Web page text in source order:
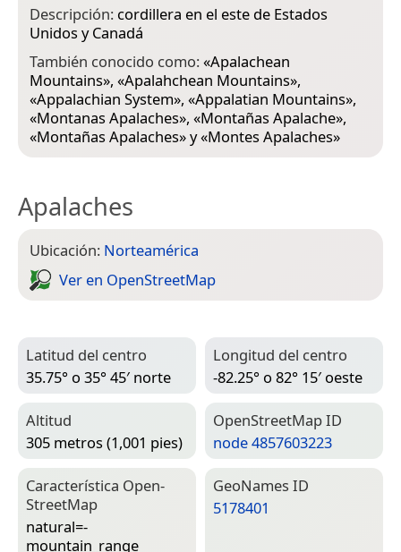
Descripción: cordillera en el este de Estados
Unidos y Canadá
También conocido como:«Apalachean
Mountains», «Apalahchean Mountains»,
«Appalachian System», «Appalatian Mountains»,
«Montanas Apalaches», «Montañas Apalache»,
«Montañas Apalaches» y «Montes Apalaches»
Apalaches
Ubicación: Norteamérica
Ver en Open­Street­Map
Latitud del centro
35.75° o 35° 45′ norte
Longitud del centro
-82.25° o 82° 15′ oeste
Altitud
305 metros (1,001 pies)
Open­Street­Map ID
node 4857603223
Característica Open­
Street­Map
natural=­
mountain_range
Geo­Names ID
5178401